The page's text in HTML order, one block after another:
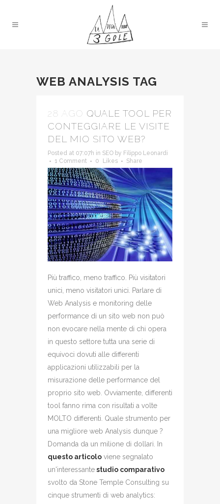
WEB ANALYSIS TAG
28 AGO QUALE TOOL PER
CONTEGGIARE LE VISITE
DEL MIO SITO WEB?
Posted at 07:07h in SEO by Filippo Leonardi
1 Comment
0 Likes Share
Più traffico, meno traffico. Più visitatori
unici, meno visitatori unici. Parlare di
Web Analysis e monitoring delle
performance di un sito web non può
non evocare nella mente di chi opera
in questo settore tutta una serie di
equivoci dovuti alle differenti
applicazioni utilizzabili per la
misurazione delle performance del
proprio sito web. Ovviamente, differenti
tool fanno rima con risultati a volte
MOLTO differenti. Quale strumento per
una migliore web Analysis dunque ?
Domanda da un milione di dollari. In
questo articolo viene segnalato
un'interessantestudio comparativo
svolto da Stone Temple Consulting su
cinque strumenti di web analytics: